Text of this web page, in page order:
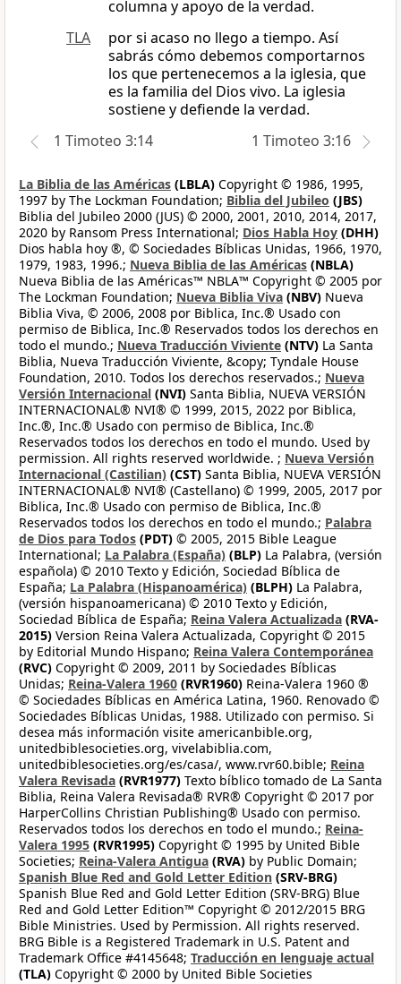
columna y apoyo de la verdad.
TLA
por si acaso no llego a tiempo. Así
sabrás cómo debemos comportarnos
los que pertenecemos a la iglesia, que
es la familia del Dios vivo. La iglesia
sostiene y defiende la verdad.
1 Timoteo 3:14
1 Timoteo 3:16
La Biblia de las Américas (LBLA) Copyright © 1986, 1995,
1997 by The Lockman Foundation; Biblia del Jubileo (JBS)
Biblia del Jubileo 2000 (JUS) © 2000, 2001, 2010, 2014, 2017,
2020 by Ransom Press International; Dios Habla Hoy (DHH)
Dios habla hoy ®, © Sociedades Bíblicas Unidas, 1966, 1970,
1979, 1983, 1996.; Nueva Biblia de las Américas (NBLA)
Nueva Biblia de las Américas™ NBLA™ Copyright © 2005 por
The Lockman Foundation; Nueva Biblia Viva (NBV) Nueva
Biblia Viva, © 2006, 2008 por Biblica, Inc.® Usado con
permiso de Biblica, Inc.® Reservados todos los derechos en
todo el mundo.; Nueva Traducción Viviente (NTV) La Santa
Biblia, Nueva Traducción Viviente, &copy; Tyndale House
Foundation, 2010. Todos los derechos reservados.; Nueva
Versión Internacional (NVI) Santa Biblia, NUEVA VERSIÓN
INTERNACIONAL® NVI® © 1999, 2015, 2022 por Biblica,
Inc.®, Inc.® Usado con permiso de Biblica, Inc.®
Reservados todos los derechos en todo el mundo. Used by
permission. All rights reserved worldwide. ; Nueva Versión
Internacional (Castilian) (CST) Santa Biblia, NUEVA VERSIÓN
INTERNACIONAL® NVI® (Castellano) © 1999, 2005, 2017 por
Biblica, Inc.® Usado con permiso de Biblica, Inc.®
Reservados todos los derechos en todo el mundo.; Palabra
de Dios para Todos (PDT) © 2005, 2015 Bible League
International; La Palabra (España) (BLP) La Palabra, (versión
española) © 2010 Texto y Edición, Sociedad Bíblica de
España; La Palabra (Hispanoamérica) (BLPH) La Palabra,
(versión hispanoamericana) © 2010 Texto y Edición,
Sociedad Bíblica de España; Reina Valera Actualizada (RVA-
2015) Version Reina Valera Actualizada, Copyright © 2015
by Editorial Mundo Hispano; Reina Valera Contemporánea
(RVC) Copyright © 2009, 2011 by Sociedades Bíblicas
Unidas; Reina-Valera 1960 (RVR1960) Reina-Valera 1960 ®
© Sociedades Bíblicas en América Latina, 1960. Renovado ©
Sociedades Bíblicas Unidas, 1988. Utilizado con permiso. Si
desea más información visite americanbible.org,
unitedbiblesocieties.org, vivelabiblia.com,
unitedbiblesocieties.org/es/casa/, www.rvr60.bible; Reina
Valera Revisada (RVR1977) Texto bíblico tomado de La Santa
Biblia, Reina Valera Revisada® RVR® Copyright © 2017 por
HarperCollins Christian Publishing® Usado con permiso.
Reservados todos los derechos en todo el mundo.; Reina-
Valera 1995 (RVR1995) Copyright © 1995 by United Bible
Societies; Reina-Valera Antigua (RVA) by Public Domain;
Spanish Blue Red and Gold Letter Edition (SRV-BRG)
Spanish Blue Red and Gold Letter Edition (SRV-BRG) Blue
Red and Gold Letter Edition™ Copyright © 2012/2015 BRG
Bible Ministries. Used by Permission. All rights reserved.
BRG Bible is a Registered Trademark in U.S. Patent and
Trademark Office #4145648; Traducción en lenguaje actual
(TLA) Copyright © 2000 by United Bible Societies